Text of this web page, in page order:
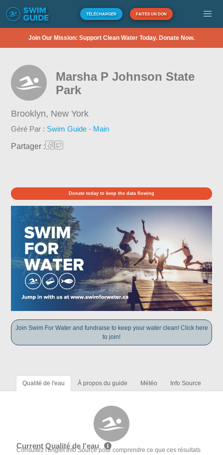
TÉLÉCHARGER FAITES UN DON
Join Our Mission: Support Clean Water Today. Donate Now.
Marsha P Johnson State
Park
Brooklyn, New York
Géré Par : Swim Guide - Main
Partager :
Donate today to keep the data flowing
Join Swim For Water and fundraise to keep your water clean! Click here
to join!
Qualité de l'eau À propos du guide Météo Info Source
Current Qualité de l'eau
Consultez l'onglet Info Source pour comprendre ce que ces résultats